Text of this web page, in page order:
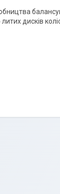
дисків